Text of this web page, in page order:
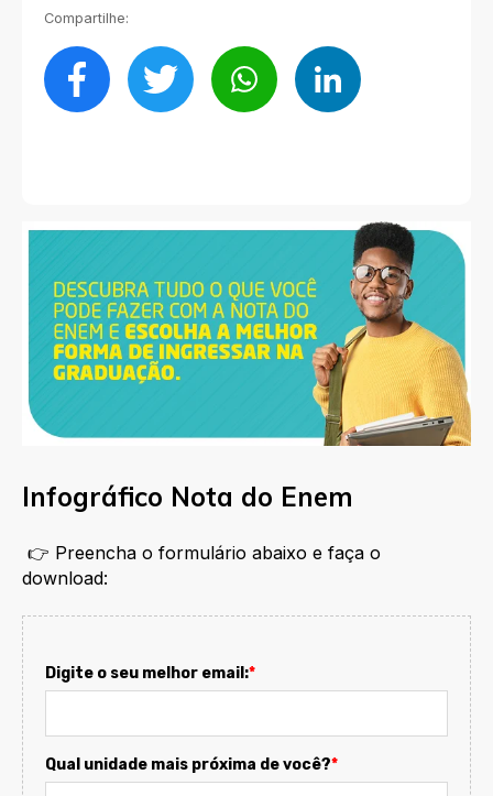
Compartilhe:
Infográfico Nota do Enem
👉 Preencha o formulário abaixo e faça o
download:
Digite o seu melhor email:*
Qual unidade mais próxima de você?*